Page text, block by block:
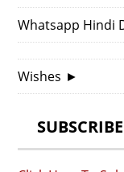
Whatsapp Hindi
Wishes ►